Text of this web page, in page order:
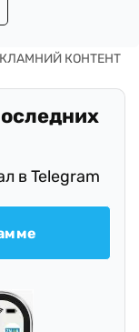
в Telegram